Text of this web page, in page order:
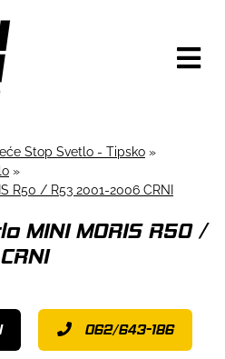
Stop Svetlo - Tipsko »
»
R50 / R53 2001-2006 CRNI
MINI MORIS R50 /
062/643-186